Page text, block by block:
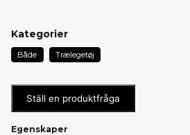
Kategorier
Både Trælegetøj
Ställ en produktfråga
Egenskaper